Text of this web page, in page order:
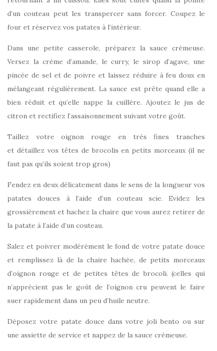
d’un couteau peut les transpercer sans forcer. Coupez le
four et réservez vos patates à l’intérieur.
Dans une petite casserole, préparez la sauce crémeuse.
Versez la crème d’amande, le curry, le sirop d’agave, une
pincée de sel et de poivre et laissez réduire à feu doux en
mélangeant régulièrement. La sauce est prête quand elle a
bien réduit et qu’elle nappe la cuillère. Ajoutez le jus de
citron et rectifiez l’assaisonnement suivant votre goût.
Taillez votre oignon rouge en très fines tranches
et détaillez vos têtes de brocolis en petits morceaux (il ne
faut pas qu’ils soient trop gros)
Fendez en deux délicatement dans le sens de la longueur vos
patates douces à l’aide d’un couteau scie. Evidez les
grossièrement et hachez la chaire que vous aurez retirer de
la patate à l’aide d’un couteau.
Salez et poivrer modérément le fond de votre patate douce
et remplissez là de la chaire hachée, de petits morceaux
d’oignon rouge et de petites têtes de brocoli. (celles qui
n’apprécient pas le goût de l’oignon cru peuvent le faire
suer rapidement dans un peu d’huile neutre.
Déposez votre patate douce dans votre joli bento ou sur
une assiette de service et nappez de la sauce crémeuse.